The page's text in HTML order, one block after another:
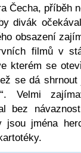
Čecha, příběh
divák
obsazení
filmů v
kterém se
se dá shrnout
Velmi
bez
jsou jména